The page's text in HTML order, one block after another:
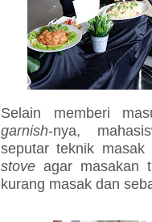
Selain memberi
garnish-nya,
seputar teknik
stove agar masakan
kurang masak dan